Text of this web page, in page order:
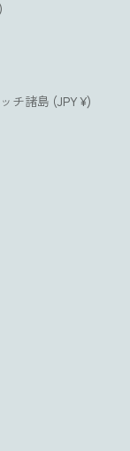
チ諸島 (JPY ¥)